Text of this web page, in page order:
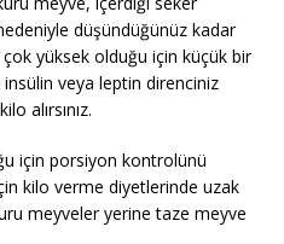
düşündüğünüz kadar
yüksek olduğu için küçük bir
veya leptin direnciniz
alırsınız.
için porsiyon kontrolünü
kilo verme diyetlerinde uzak
kuru meyveler yerine taze meyve